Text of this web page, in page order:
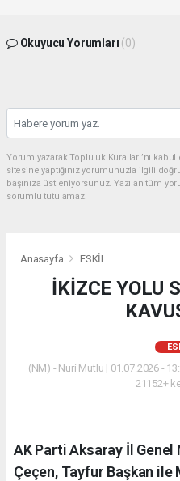
Okuyucu Yorumları (0)
Yorum yazarak Topluluk Kuralları’nı
sitesine yaptığınız yorumunuzla ilgili
başınıza üstleniyorsunuz. Yazılan tüm
sorumlu tutulamaz.
Anasayfa ESKİL
İKİZCE YOLU
(NM) - Nuri Mutlu | 01.07.2026 -
21152+
AK Parti Aksaray İl
Çeçen, Tayfur Başkan ile